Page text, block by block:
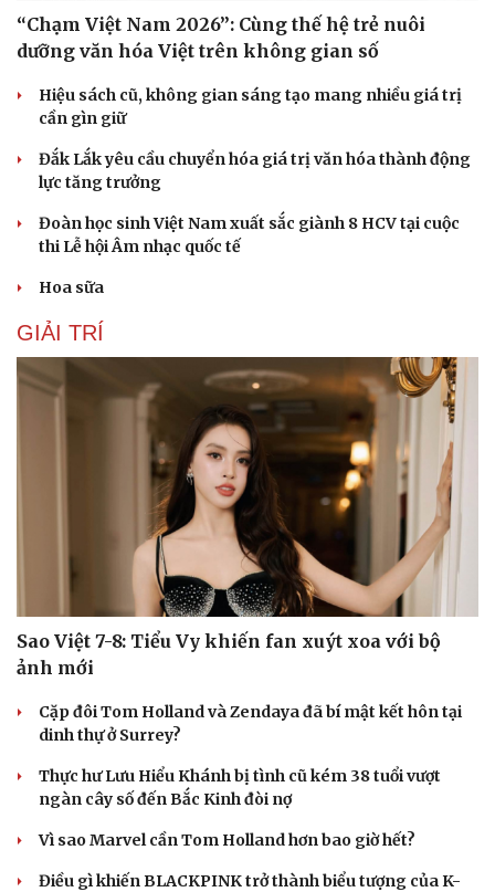
Tư vấn
Săn Tour
Câu chuyện thời sự
Đọc truyện đêm khuya
Kể chuyện cho bé
“Chạm Việt Nam 2026”: Cùng thế hệ trẻ nuôi
dưỡng văn hóa Việt trên không gian số
Hiệu sách cũ, không gian sáng tạo mang nhiều giá trị
cần gìn giữ
Đắk Lắk yêu cầu chuyển hóa giá trị văn hóa thành động
lực tăng trưởng
Đoàn học sinh Việt Nam xuất sắc giành 8 HCV tại cuộc
thi Lễ hội Âm nhạc quốc tế
Hoa sữa
GIẢI TRÍ
Sao Việt 7-8: Tiểu Vy khiến fan xuýt xoa với bộ
ảnh mới
Cặp đôi Tom Holland và Zendaya đã bí mật kết hôn tại
dinh thự ở Surrey?
Thực hư Lưu Hiểu Khánh bị tình cũ kém 38 tuổi vượt
ngàn cây số đến Bắc Kinh đòi nợ
Vì sao Marvel cần Tom Holland hơn bao giờ hết?
Điều gì khiến BLACKPINK trở thành biểu tượng của K-